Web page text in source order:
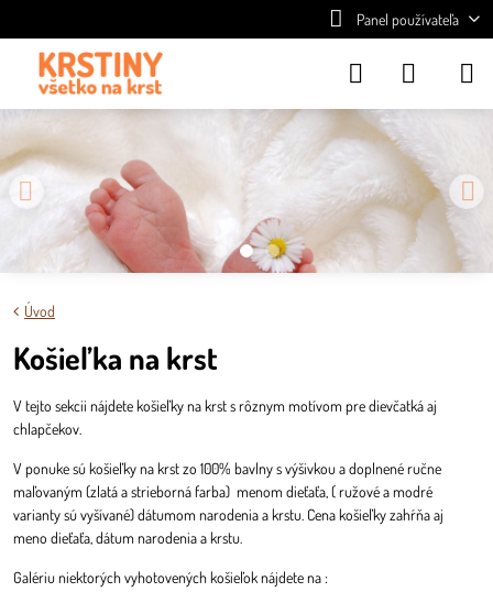
Panel používateľa
Úvod
Košieľka na krst
V tejto sekcii nájdete košieľky na krst s rôznym motívom pre dievčatká aj
chlapčekov.
V ponuke sú košieľky na krst zo 100% bavlny s výšivkou a doplnené ručne
maľovaným (zlatá a strieborná farba) menom dieťaťa, ( ružové a modré
varianty sú vyšívané) dátumom narodenia a krstu. Cena košieľky zahŕňa aj
meno dieťaťa, dátum narodenia a krstu.
Galériu niektorých vyhotovených košieľok nájdete na :